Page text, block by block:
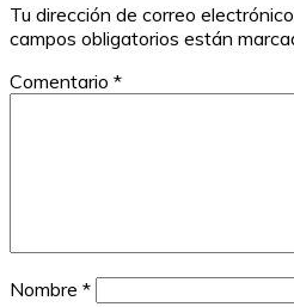
Tu dirección de correo
campos obligatorios están
Comentario *
Nombre *